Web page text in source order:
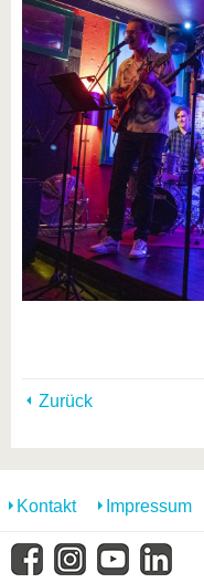
Zurück
Kontakt Impressum